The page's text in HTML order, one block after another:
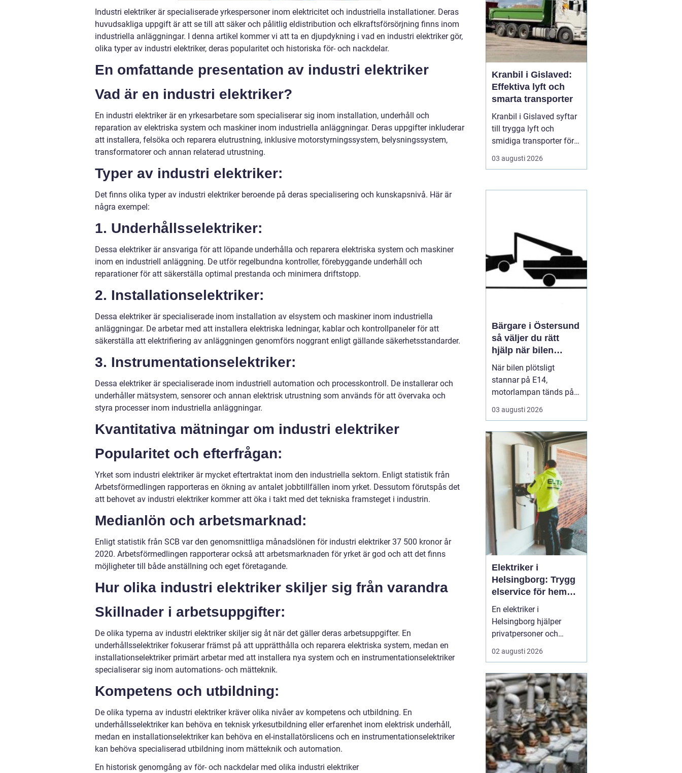
Industri elektriker är specialiserade yrkespersoner inom elektricitet och industriella installationer. Deras
huvudsakliga uppgift är att se till att säker och pålitlig eldistribution och elkraftsförsörjning finns inom
industriella anläggningar. I denna artikel kommer vi att ta en djupdykning i vad en industri elektriker gör,
olika typer av industri elektriker, deras popularitet och historiska för- och nackdelar.
En omfattande presentation av industri elektriker
Vad är en industri elektriker?
En industri elektriker är en yrkesarbetare som specialiserar sig inom installation, underhåll och
reparation av elektriska system och maskiner inom industriella anläggningar. Deras uppgifter inkluderar
att installera, felsöka och reparera elutrustning, inklusive motorstyrningssystem, belysningssystem,
transformatorer och annan relaterad utrustning.
Typer av industri elektriker:
Det finns olika typer av industri elektriker beroende på deras specialisering och kunskapsnivå. Här är
några exempel:
1. Underhållsselektriker:
Dessa elektriker är ansvariga för att löpande underhålla och reparera elektriska system och maskiner
inom en industriell anläggning. De utför regelbundna kontroller, förebyggande underhåll och
reparationer för att säkerställa optimal prestanda och minimera driftstopp.
2. Installationselektriker:
Dessa elektriker är specialiserade inom installation av elsystem och maskiner inom industriella
anläggningar. De arbetar med att installera elektriska ledningar, kablar och kontrollpaneler för att
säkerställa att elektrifiering av anläggningen genomförs noggrant enligt gällande säkerhetsstandarder.
3. Instrumentationselektriker:
Dessa elektriker är specialiserade inom industriell automation och processkontroll. De installerar och
underhåller mätsystem, sensorer och annan elektrisk utrustning som används för att övervaka och
styra processer inom industriella anläggningar.
Kvantitativa mätningar om industri elektriker
Popularitet och efterfrågan:
Yrket som industri elektriker är mycket eftertraktat inom den industriella sektorn. Enligt statistik från
Arbetsförmedlingen rapporteras en ökning av antalet jobbtillfällen inom yrket. Dessutom förutspås det
att behovet av industri elektriker kommer att öka i takt med det tekniska framsteget i industrin.
Medianlön och arbetsmarknad:
Enligt statistik från SCB var den genomsnittliga månadslönen för industri elektriker 37 500 kronor år
2020. Arbetsförmedlingen rapporterar också att arbetsmarknaden för yrket är god och att det finns
möjligheter till både anställning och eget företagande.
Hur olika industri elektriker skiljer sig från varandra
Skillnader i arbetsuppgifter:
De olika typerna av industri elektriker skiljer sig åt när det gäller deras arbetsuppgifter. En
underhållsselektriker fokuserar främst på att upprätthålla och reparera elektriska system, medan en
installationselektriker primärt arbetar med att installera nya system och en instrumentationselektriker
specialiserar sig inom automations- och mätteknik.
Kompetens och utbildning:
De olika typerna av industri elektriker kräver olika nivåer av kompetens och utbildning. En
underhållsselektriker kan behöva en teknisk yrkesutbildning eller erfarenhet inom elektrisk underhåll,
medan en installationselektriker kan behöva en el-installatörslicens och en instrumentationselektriker
kan behöva specialiserad utbildning inom mätteknik och automation.
En historisk genomgång av för- och nackdelar med olika industri elektriker
Kranbil i Gislaved:
Effektiva lyft och
smarta transporter
Kranbil i Gislaved syftar
till trygga lyft och
smidiga transporter för
både privatpersoner och
företag i
tunga byggmaterial,
03 augusti 2026
Bärgare i Östersund
så väljer du rätt
hjälp när bilen
stannar
När bilen plötsligt
stannar på E14,
motorlampan tänds på
väg hem från fjällen eller
en tung lastbil fastnar i
minuter kännas som
timmar. En
pålitlig
bärgare Östersund blir...
03 augusti 2026
Elektriker i
Helsingborg: Trygg
elservice för hem
och företag
En elektriker i
Helsingborg hjälper
privatpersoner och
företag med trygg, säker
och effektiv elservice.
enkla reparationer och
byte av uttag till
kompletta
elinstallationer,
felsökning vid akuta
fel,...
02 augusti 2026